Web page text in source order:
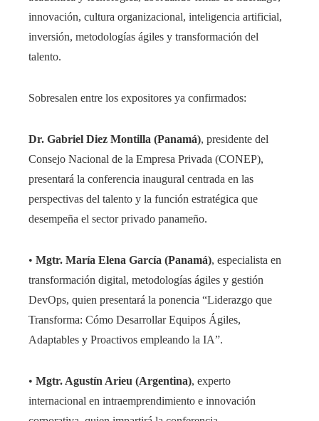
innovación, cultura organizacional, inteligencia artificial,
inversión, metodologías ágiles y transformación del
talento.
Sobresalen entre los expositores ya confirmados:
Dr. Gabriel Diez Montilla (Panamá), presidente del
Consejo Nacional de la Empresa Privada (CONEP),
presentará la conferencia inaugural centrada en las
perspectivas del talento y la función estratégica que
desempeña el sector privado panameño.
• Mgtr. María Elena García (Panamá), especialista en
transformación digital, metodologías ágiles y gestión
DevOps, quien presentará la ponencia “Liderazgo que
Transforma: Cómo Desarrollar Equipos Ágiles,
Adaptables y Proactivos empleando la IA”.
• Mgtr. Agustín Arieu (Argentina), experto
internacional en intraemprendimiento e innovación